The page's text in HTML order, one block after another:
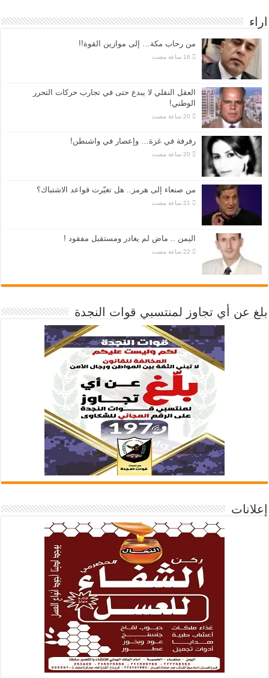
اراء
من رحاب مكة… إلى موازين القوة!!
العقل النقلي لا يبدع حتى في تجارب حركات التحرر
الوطني!
رفرفة في غزة… وإعصار في واشنطن!
من صنعاء إلى هرمز.. هل تغيّرت قواعد الاشتباك؟
اليمن .. ماض لم يغادر ومستقبل مفقود !
بلغ عن أي تجاوز لمنتسبي قوات النجدة
إعلانات